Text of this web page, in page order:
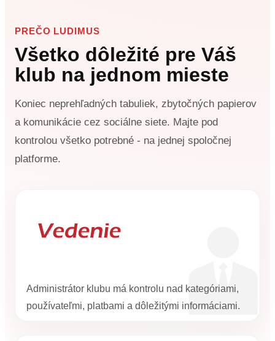
PREČO LUDIMUS
Všetko dôležité pre Váš
klub na jednom mieste
Koniec neprehľadných tabuliek, zbytočných papierov
a komunikácie cez sociálne siete. Majte pod
kontrolou všetko potrebné - na jednej spoločnej
platforme.
Administrátor klubu má kontrolu nad kategóriami,
používateľmi, platbami a dôležitými informáciami.